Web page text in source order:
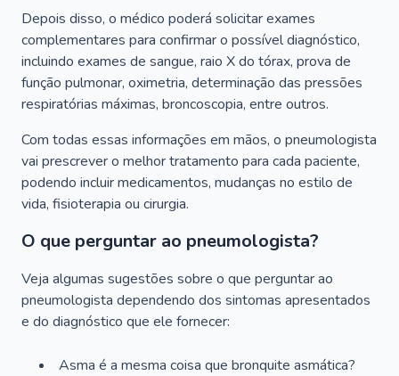
Depois disso, o médico poderá solicitar exames
complementares para confirmar o possível diagnóstico,
incluindo exames de sangue, raio X do tórax, prova de
função pulmonar, oximetria, determinação das pressões
respiratórias máximas, broncoscopia, entre outros.
Com todas essas informações em mãos, o pneumologista
vai prescrever o melhor tratamento para cada paciente,
podendo incluir medicamentos, mudanças no estilo de
vida, fisioterapia ou cirurgia.
O que perguntar ao pneumologista?
Veja algumas sugestões sobre o que perguntar ao
pneumologista dependendo dos sintomas apresentados
e do diagnóstico que ele fornecer:
Asma é a mesma coisa que bronquite asmática?